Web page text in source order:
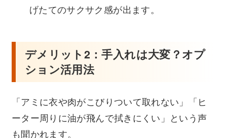
げたてのサクサク感が出ます。
デメリット2：手入れは大変？オプ
ション活用法
「アミに衣や肉がこびりついて取れない」「ヒ
ーター周りに油が飛んで拭きにくい」という声
も聞かれます。